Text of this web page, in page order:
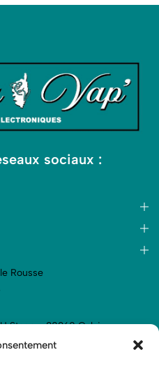
sociaux :
Rousse
Stagnu, 20260 Calvi